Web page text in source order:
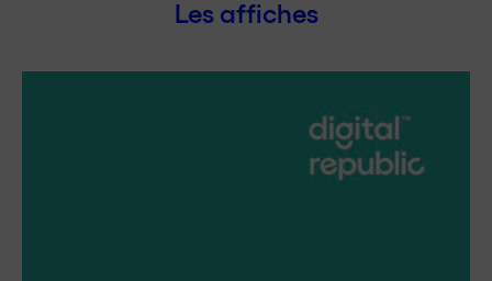
Les affiches